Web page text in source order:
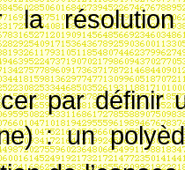
la
par définir
: un